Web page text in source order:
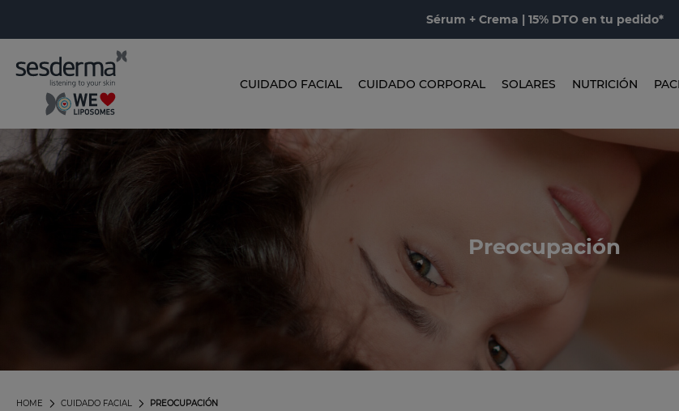
Sérum + Crema | 15% DTO en tu pedido*
CUIDADO FACIAL CUIDADO CORPORAL SOLARES NUTRICIÓN
Preocupación
PREOCUPACIÓN
CUIDADO FACIAL
HOME